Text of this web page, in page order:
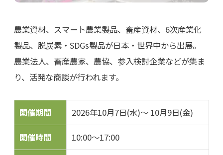
農業資材、スマート農業製品、畜産資材、6次産業化
製品、脱炭素・SDGs製品が日本・世界中から出展。
農業法人、畜産農家、農協、参入検討企業などが集ま
り、活発な商談が行われます。
開催期間 2026年10月7日(水)～ 10月9日(金)
開催時間 10:00～17:00